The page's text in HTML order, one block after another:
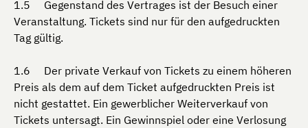
Gegenstand des Vertrages ist der Besuch einer
Veranstaltung. Tickets sind nur für den aufgedruckten
Tag gültig.
Der private Verkauf von Tickets zu einem höheren
Preis als dem auf dem Ticket aufgedruckten Preis ist
nicht gestattet. Ein gewerblicher Weiterverkauf von
Tickets untersagt. Ein Gewinnspiel oder eine Verlosung